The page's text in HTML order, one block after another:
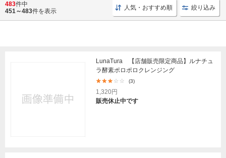
483件中
451～483件を表示 人気・おすすめ順 絞り込み
LunaTura 【店舗販売限定商品】ルナチュ
ラ酵素ポロポロクレンジング
(3)
1,320円
販売休止中です